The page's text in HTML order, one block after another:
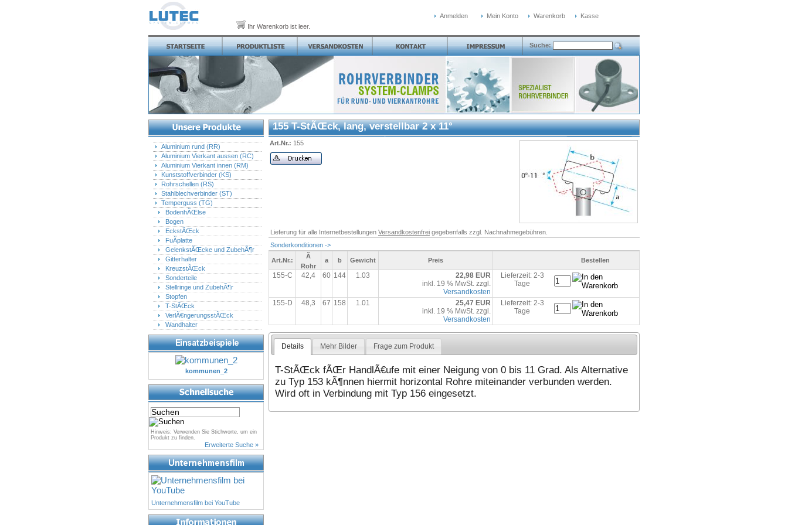
Anmelden Mein Konto Warenkorb
Kasse
Ihr Warenkorb ist leer.
Suche:
155 T-StÃŒck, lang, verstellbar 2 x 11°
Art.Nr.: 155
Lieferung für alle Internetbestellungen Versandkostenfrei gegebenfalls zzgl. Nachnahmegebühren.
Sonderkonditionen ->
Art.Nr.:
Ã
Rohr
a b Gewicht Preis Bestellen
155-C 42,4 60 144 1.03
22,98 EUR
inkl. 19 % MwSt. zzgl.
Versandkosten
Lieferzeit: 2-3
Tage
155-D 48,3 67 158 1.01
25,47 EUR
inkl. 19 % MwSt. zzgl.
Versandkosten
Lieferzeit: 2-3
Tage
Details Mehr Bilder Frage zum Produkt
T-StÃŒck fÃŒr HandlÃ€ufe mit einer Neigung von 0 bis 11 Grad. Als Alternative
zu Typ 153 kÃ¶nnen hiermit horizontal Rohre miteinander verbunden werden.
Wird oft in Verbindung mit Typ 156 eingesetzt.
Aluminium rund (RR)
Aluminium Vierkant aussen (RC)
Aluminium Vierkant innen (RM)
Kunststoffverbinder (KS)
Rohrschellen (RS)
Stahlblechverbinder (ST)
Temperguss (TG)
BodenhÃŒlse
Bogen
EckstÃŒck
FuÃplatte
GelenkstÃŒcke und ZubehÃ¶r
Gitterhalter
KreuzstÃŒck
Sonderteile
Stellringe und ZubehÃ¶r
Stopfen
T-StÃŒck
VerlÃ€ngerungsstÃŒck
Wandhalter
kommunen_2
Hinweis: Verwenden Sie Stichworte, um ein
Produkt zu finden.
Erweiterte Suche »
Unternehmensfilm bei YouTube